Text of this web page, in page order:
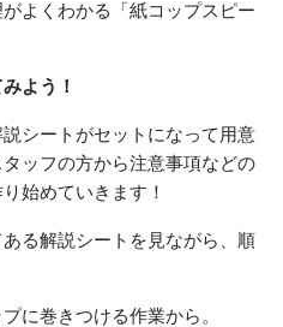
よくわかる「紙コップスピー
よう！
シートがセットになって用意
ッフの方から注意事項などの
始めていきます！
る解説シートを見ながら、順
に巻きつける作業から。